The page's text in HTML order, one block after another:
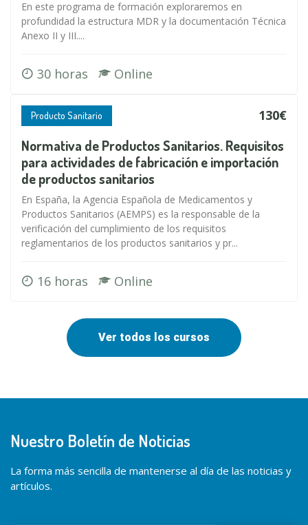
En este programa de formación exploraremos en
profundidad la estructura MDR y la documentación Técnica
Anexo II y III....
30 horas Online
Producto Sanitario 130€
Normativa de Productos Sanitarios. Requisitos
para actividades de fabricación e importación
de productos sanitarios
En España, la Agencia Española de Medicamentos y
Productos Sanitarios (AEMPS) es la responsable de la
verificación del cumplimiento de los requisitos
reglamentarios de los productos sanitarios y pr...
16 horas Online
Ver todos los cursos
Nuestro Boletín de Noticias
La forma más sencilla de mantenerse al día de las noticias y
artículos.